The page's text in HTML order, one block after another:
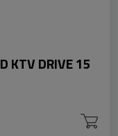
KTV DRIVE 15